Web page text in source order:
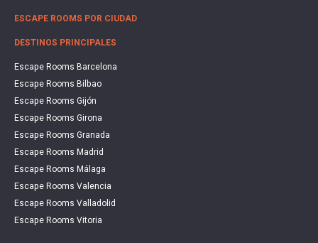
ESCAPE ROOMS POR CIUDAD
DESTINOS PRINCIPALES
Escape Rooms Barcelona
Escape Rooms Bilbao
Escape Rooms Gijón
Escape Rooms Girona
Escape Rooms Granada
Escape Rooms Madrid
Escape Rooms Málaga
Escape Rooms Valencia
Escape Rooms Valladolid
Escape Rooms Vitoria